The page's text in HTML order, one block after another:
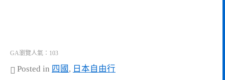
GA瀏覽人氣：103
Posted in 四國 , 日本自由行